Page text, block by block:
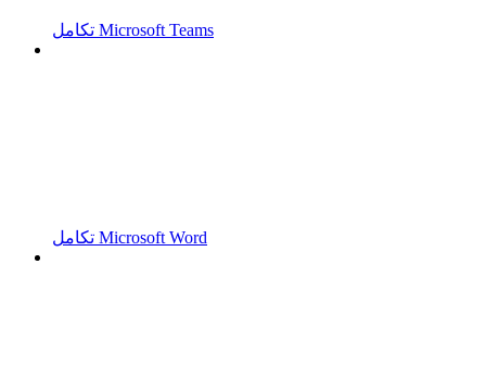
تكامل Microsoft Teams
تكامل Microsoft Word